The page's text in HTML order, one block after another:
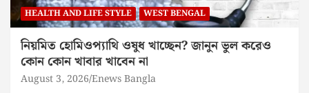
HEALTH AND LIFE STYLE WEST BENGAL
নিয়মিত হোমিওপ্যাথি ওষুধ খাচ্ছেন? জানুন ভুল করেও
কোন কোন খাবার খাবেন না
August 3, 2026 Enews Bangla